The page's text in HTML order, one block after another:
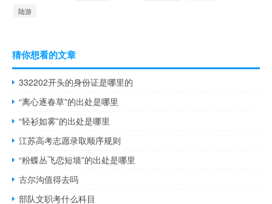
陆游
猜你想看的文章
332202开头的身份证是哪里的
“离心逐春草”的出处是哪里
“轻衫如雾”的出处是哪里
江苏高考志愿录取顺序规则
“粉蝶丛飞恋短墙”的出处是哪里
古尔沟值得去吗
部队文职考什么科目